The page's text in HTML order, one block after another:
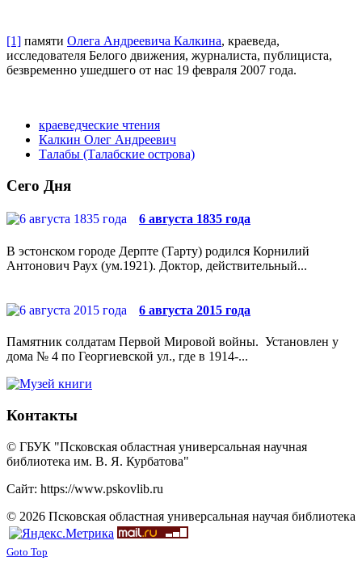
[1] памяти Олега Андреевича Калкина, краеведа,
исследователя Белого движения, журналиста, публициста,
безвременно ушедшего от нас 19 февраля 2007 года.
краеведческие чтения
Калкин Олег Андреевич
Талабы (Талабские острова)
Сего Дня
6 августа 1835 года
В эстонском городе Дерпте (Тарту) родился Корнилий
Антонович Раух (ум.1921). Доктор, действительный...
6 августа 2015 года
Памятник солдатам Первой Мировой войны. Установлен у
дома № 4 по Георгиевской ул., где в 1914-...
Контакты
© ГБУК "Псковская областная универсальная научная
библиотека им. В. Я. Курбатова"
Сайт: https://www.pskovlib.ru
© 2026 Псковская областная универсальная научая библиотека
Goto Top